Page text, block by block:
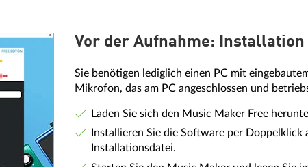
Vor der Aufnahme: Installation
Sie benötigen lediglich einen PC mit
Mikrofon, das am PC angeschlossen und
Laden Sie sich den Music Maker Free
Installieren Sie die Software per Doppelklick
Installationsdatei.